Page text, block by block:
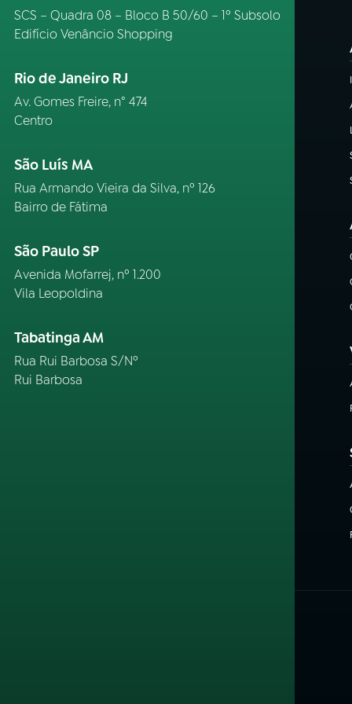
SCS – Quadra 08 – Bloco B 50/60 – 1º Subsolo
Edifício Venâncio Shopping
Rio de Janeiro RJ
Av. Gomes Freire, n° 474
Centro
São Luís MA
Rua Armando Vieira da Silva, nº 126
Bairro de Fátima
São Paulo SP
Avenida Mofarrej, nº 1.200
Vila Leopoldina
Tabatinga AM
Rua Rui Barbosa S/Nº
Rui Barbosa